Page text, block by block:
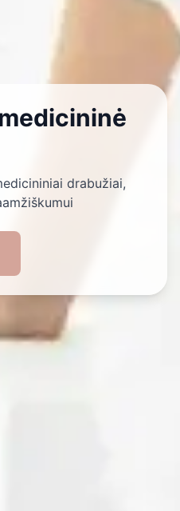
drabužiai,